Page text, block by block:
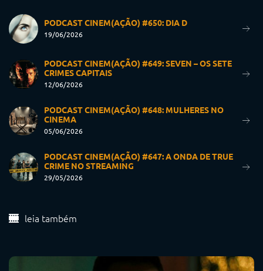
PODCAST CINEM(AÇÃO) #650: DIA D
19/06/2026
PODCAST CINEM(AÇÃO) #649: SEVEN – OS SETE
CRIMES CAPITAIS
12/06/2026
PODCAST CINEM(AÇÃO) #648: MULHERES NO
CINEMA
05/06/2026
PODCAST CINEM(AÇÃO) #647: A ONDA DE TRUE
CRIME NO STREAMING
29/05/2026
leia também